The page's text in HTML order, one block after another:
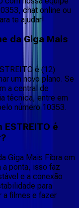
chat online ou
te ajudar!
da Giga Mais
é (12)
um novo plano. Se
a central de
técnica, entre em
número 10353.
é
Giga Mais Fibra em
a ponta, isso faz
e a conexão
para
a filmes e fazer